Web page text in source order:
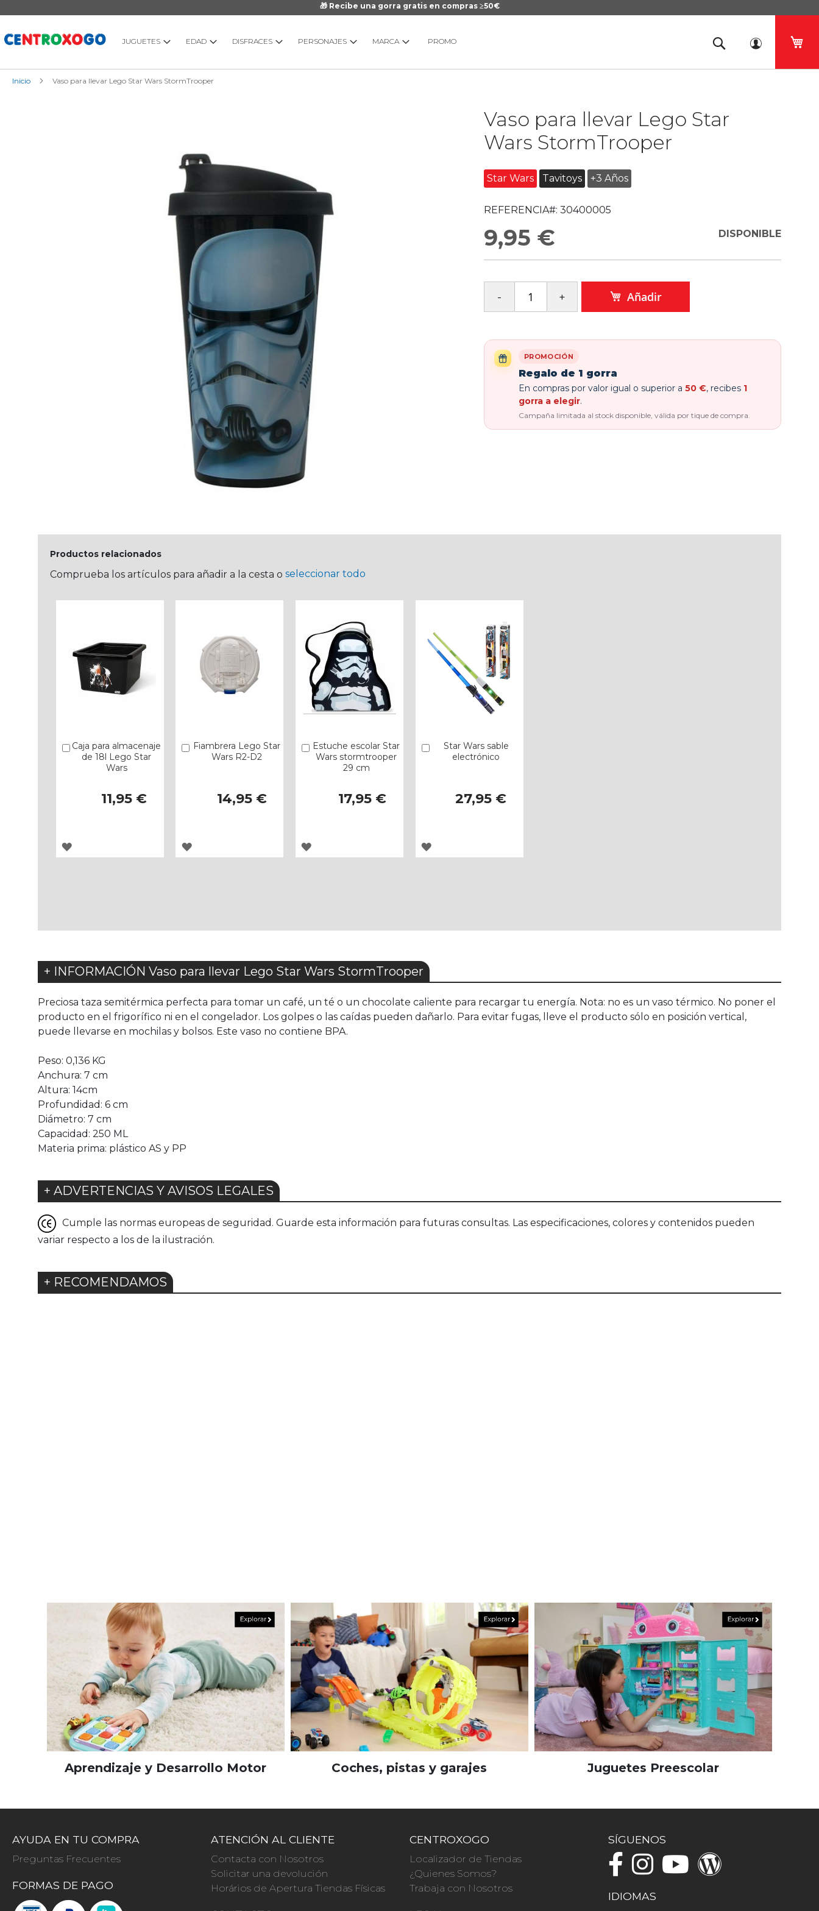
🎁 Recibe una gorra gratis en compras ≥50€
al
JUGUETES EDAD DISFRACES PERSONAJES MARCA PROMO
Inicio Vaso para llevar Lego Star Wars StormTrooper
Vaso para llevar Lego Star
Wars StormTrooper
Star Wars Tavitoys +3 Años
REFERENCIA#: 30400005
9,95 € DISPONIBLE
Añadir
PROMOCIÓN
Regalo de 1 gorra
En compras por valor igual o superior a 50 €, recibes 1
gorra a elegir.
Campaña limitada al stock disponible, válida por tique de compra.
galería
imágenes
Productos relacionados
Comprueba los artículos para añadir a la cesta o seleccionar todo
Caja para almacenaje
de 18l Lego Star
Wars
11,95 €
Añadir
AGREGAR
Fiambrera Lego Star
Wars R2-D2
14,95 €
Añadir
AGREGAR
Estuche escolar Star
Wars stormtrooper
29 cm
17,95 €
Añadir
AGREGAR
Star Wars sable
electrónico
27,95 €
Añadir
AGREGAR
+ INFORMACIÓN Vaso para llevar Lego Star Wars StormTrooper
Preciosa taza semitérmica perfecta para tomar un café, un té o un chocolate caliente para recargar tu energía. Nota: no es un vaso térmico. No poner el
producto en el frigorífico ni en el congelador. Los golpes o las caídas pueden dañarlo. Para evitar fugas, lleve el producto sólo en posición vertical,
puede llevarse en mochilas y bolsos. Este vaso no contiene BPA.
Peso: 0,136 KG
Anchura: 7 cm
Altura: 14cm
Profundidad: 6 cm
Diámetro: 7 cm
Capacidad: 250 ML
Materia prima: plástico AS y PP
+ ADVERTENCIAS Y AVISOS LEGALES
Cumple las normas europeas de seguridad. Guarde esta información para futuras consultas. Las especificaciones, colores y contenidos pueden
variar respecto a los de la ilustración.
+ RECOMENDAMOS
Aprendizaje y Desarrollo Motor Coches, pistas y garajes Juguetes Preescolar
AYUDA EN TU COMPRA
Preguntas Frecuentes
FORMAS DE PAGO
ATENCIÓN AL CLIENTE
Contacta con Nosotros
Solicitar una devolución
Horários de Apertura Tiendas Físicas
CENTROXOGO
Localizador de Tiendas
¿Quienes Somos?
Trabaja con Nosotros
SÍGUENOS
IDIOMAS